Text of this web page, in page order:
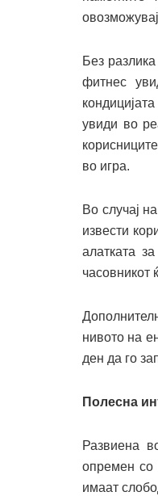
Без
фитнес
увиди во
во игра.
Во случај
извести
алатката
часовникот
нивото на
ден да го
Полесна
Развиена
опремен со
имаат